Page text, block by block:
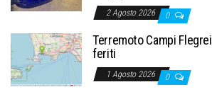
2 Agosto 2026 0
Terremoto Campi
feriti
1 Agosto 2026 0